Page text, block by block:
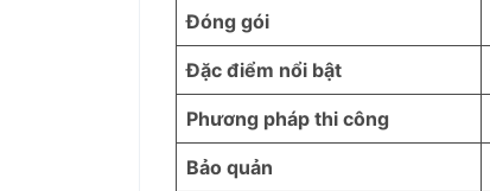
Đóng gói
Đặc điểm nổi bật
Phương pháp thi công
Bảo quản